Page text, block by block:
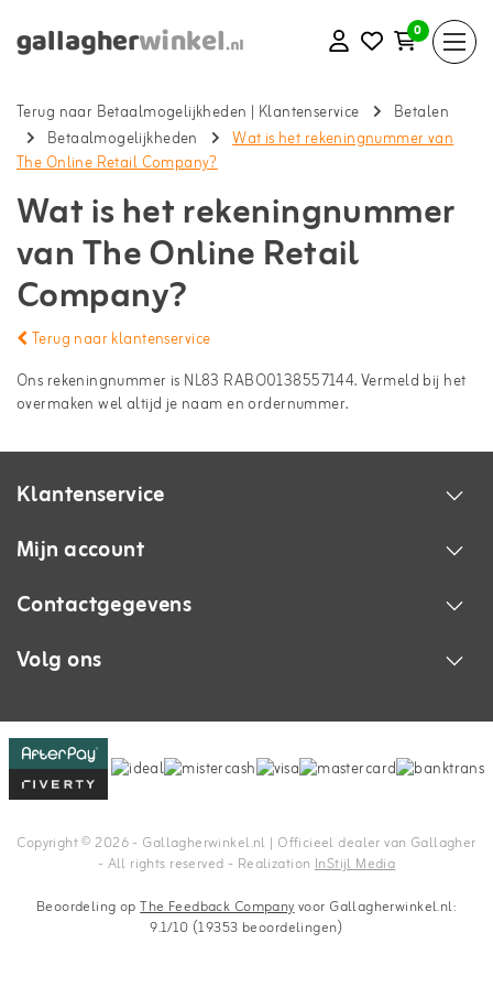
0
Terug naar Betaalmogelijkheden | Klantenservice
Betalen
Betaalmogelijkheden
Wat is het rekeningnummer van
The Online Retail Company?
Wat is het rekeningnummer
van The Online Retail
Company?
Terug naar klantenservice
Ons rekeningnummer is NL83 RABO0138557144. Vermeld bij het
overmaken wel altijd je naam en ordernummer.
Klantenservice
Mijn account
Contactgegevens
Volg ons
Copyright © 2026 - Gallagherwinkel.nl | Officieel dealer van Gallagher
- All rights reserved - Realization InStijl Media
Beoordeling opThe Feedback Companyvoor Gallagherwinkel.nl:
9.1/10 (19353 beoordelingen)